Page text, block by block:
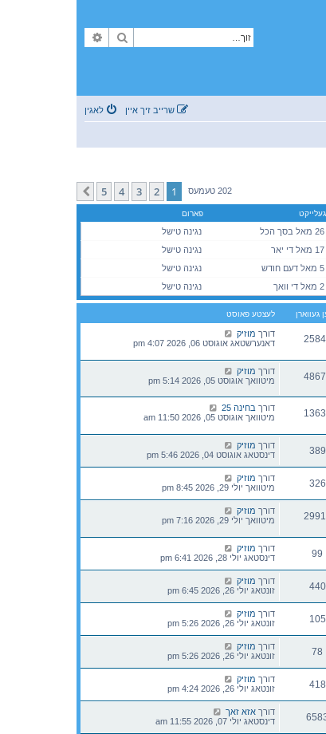
זוך
לאגין שרייב זיך איין
202 טעמעס 1
2
3
4
5
קומענדיגע
געלייקט פארום
26 מאל בסך הכל
נגינה טישל
17 מאל די יאר
נגינה טישל
5 מאל דעם חודש
נגינה טישל
2 מאל די וואך נגינה טישל
געווארן לעצטע פאוסט
דורך מוזיק
דאנערשטאג אוגוסט 06, 2026 4:07 pm
דורך מוזיק
מיטוואך אוגוסט 05, 2026 5:14 pm
דורך בחינה 25
מיטוואך אוגוסט 05, 2026 11:50 am
389 דורך מוזיק
דינסטאג אוגוסט 04, 2026 5:46 pm
326 דורך מוזיק
מיטוואך יולי 29, 2026 8:45 pm
דורך מוזיק
מיטוואך יולי 29, 2026 7:16 pm
99 דורך מוזיק
דינסטאג יולי 28, 2026 6:41 pm
440 דורך מוזיק
זונטאג יולי 26, 2026 6:45 pm
105 דורך מוזיק
זונטאג יולי 26, 2026 5:26 pm
78 דורך מוזיק
זונטאג יולי 26, 2026 5:26 pm
418 דורך מוזיק
זונטאג יולי 26, 2026 4:24 pm
דורך אזא זאך
דינסטאג יולי 07, 2026 11:55 am